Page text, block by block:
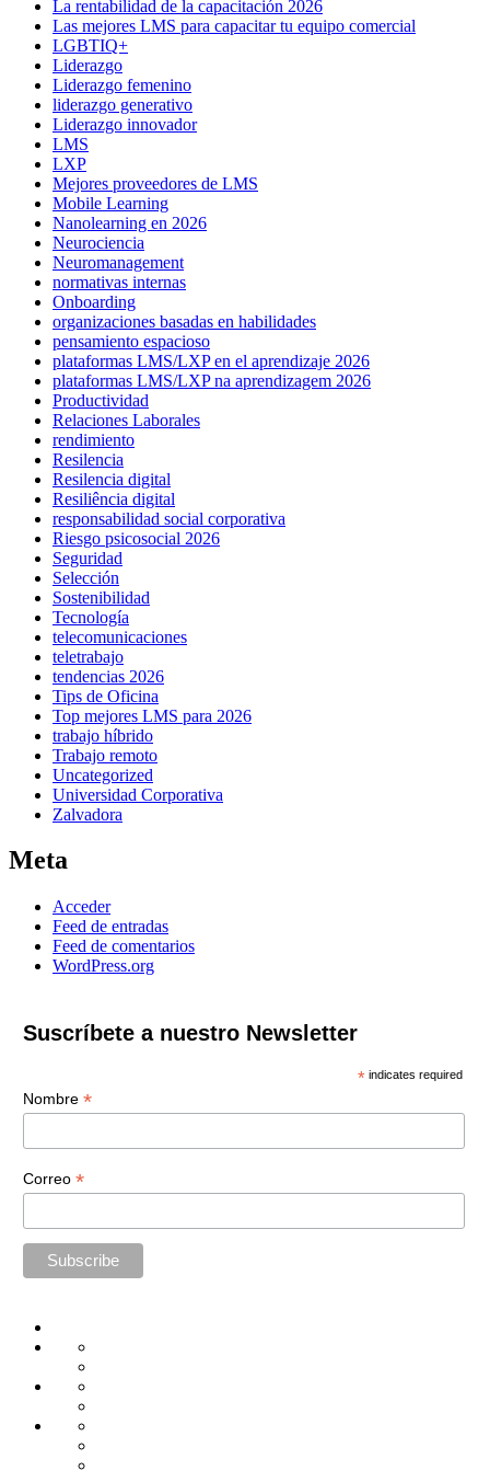
La rentabilidad de la capacitación 2026
Las mejores LMS para capacitar tu equipo comercial
LGBTIQ+
Liderazgo
Liderazgo femenino
liderazgo generativo
Liderazgo innovador
LMS
LXP
Mejores proveedores de LMS
Mobile Learning
Nanolearning en 2026
Neurociencia
Neuromanagement
normativas internas
Onboarding
organizaciones basadas en habilidades
pensamiento espacioso
plataformas LMS/LXP en el aprendizaje 2026
plataformas LMS/LXP na aprendizagem 2026
Productividad
Relaciones Laborales
rendimiento
Resilencia
Resilencia digital
Resiliência digital
responsabilidad social corporativa
Riesgo psicosocial 2026
Seguridad
Selección
Sostenibilidad
Tecnología
telecomunicaciones
teletrabajo
tendencias 2026
Tips de Oficina
Top mejores LMS para 2026
trabajo híbrido
Trabajo remoto
Uncategorized
Universidad Corporativa
Zalvadora
Meta
Acceder
Feed de entradas
Feed de comentarios
WordPress.org
Suscríbete a nuestro Newsletter
* indicates required
Nombre *
Correo *
Administración
Capacitación
Desarrollo